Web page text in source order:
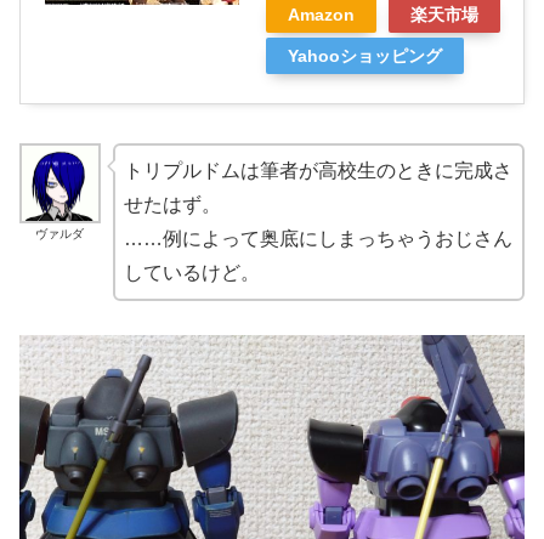
Amazon 楽天市場
Yahooショッピング
ヴァルダ
トリプルドムは筆者が高校生のときに完成さ
せたはず。
……例によって奥底にしまっちゃうおじさん
しているけど。